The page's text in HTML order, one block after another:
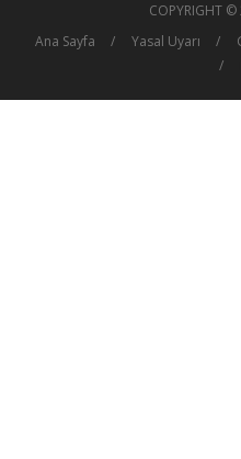
COPYRIGHT
Ana Sayfa
Yasal Uyarı